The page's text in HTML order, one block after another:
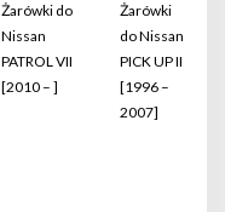
Żarówki do
Nissan
PATROL VII
[2010 – ]
Żarówki
do Nissan
PICK UP II
[1996 –
2007]